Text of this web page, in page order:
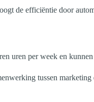
de efficiëntie door
uren per week en
tussen marketing